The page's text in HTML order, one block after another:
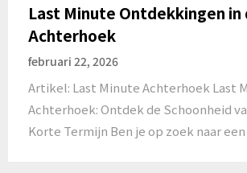
Last Minute Ontdekkingen in
Achterhoek
februari 22, 2026
Artikel: Last Minute Achterhoek Last
Achterhoek: Ontdek de Schoonheid
Korte Termijn Ben je op zoek naar